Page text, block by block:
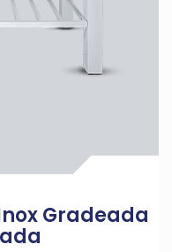
Gradeada